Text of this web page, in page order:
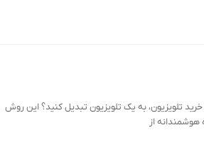
خرید تلویزیون، به یک تلویزیون تبدیل کنید؟ این روش
از